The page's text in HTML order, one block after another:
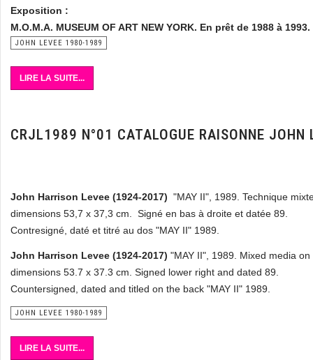
Exposition :
M.O.M.A. MUSEUM OF ART NEW YORK. En prêt de 1988 à 1993.
JOHN LEVEE 1980-1989
LIRE LA SUITE...
CRJL1989 N°01 CATALOGUE RAISONNE JOHN
John Harrison Levee (1924-2017) "MAY II", 1989. Technique
dimensions 53,7 x 37,3 cm. Signé en bas à droite et datée 89.
Contresigné, daté et titré au dos "MAY II" 1989.
John Harrison Levee (1924-2017) "MAY II", 1989. Mixed media on
dimensions 53.7 x 37.3 cm. Signed lower right and dated 89.
Countersigned, dated and titled on the back "MAY II" 1989.
JOHN LEVEE 1980-1989
LIRE LA SUITE...